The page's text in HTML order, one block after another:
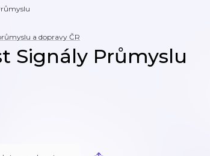
a dopravy ČR
Signály Průmyslu